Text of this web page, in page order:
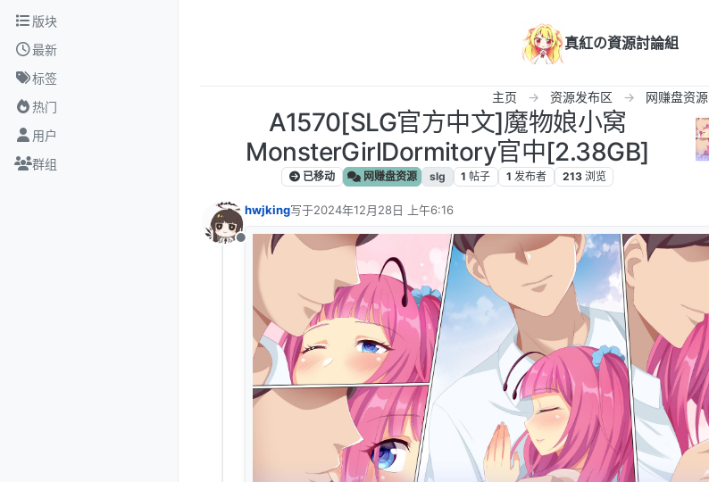
跳转至内容
版块
最新
标签
热门
用户
群组
真紅の資源討論組
主页 资源发布区 网赚盘资源
A1570[SLG官方中文]魔物娘小窝
MonsterGirlDormitory官中[2.38GB]
已移动 网赚盘资源 slg 1 帖子 1 发布者 213 浏览
离线
hwjking写于2024年12月28日 上午6:16
最后由 编辑